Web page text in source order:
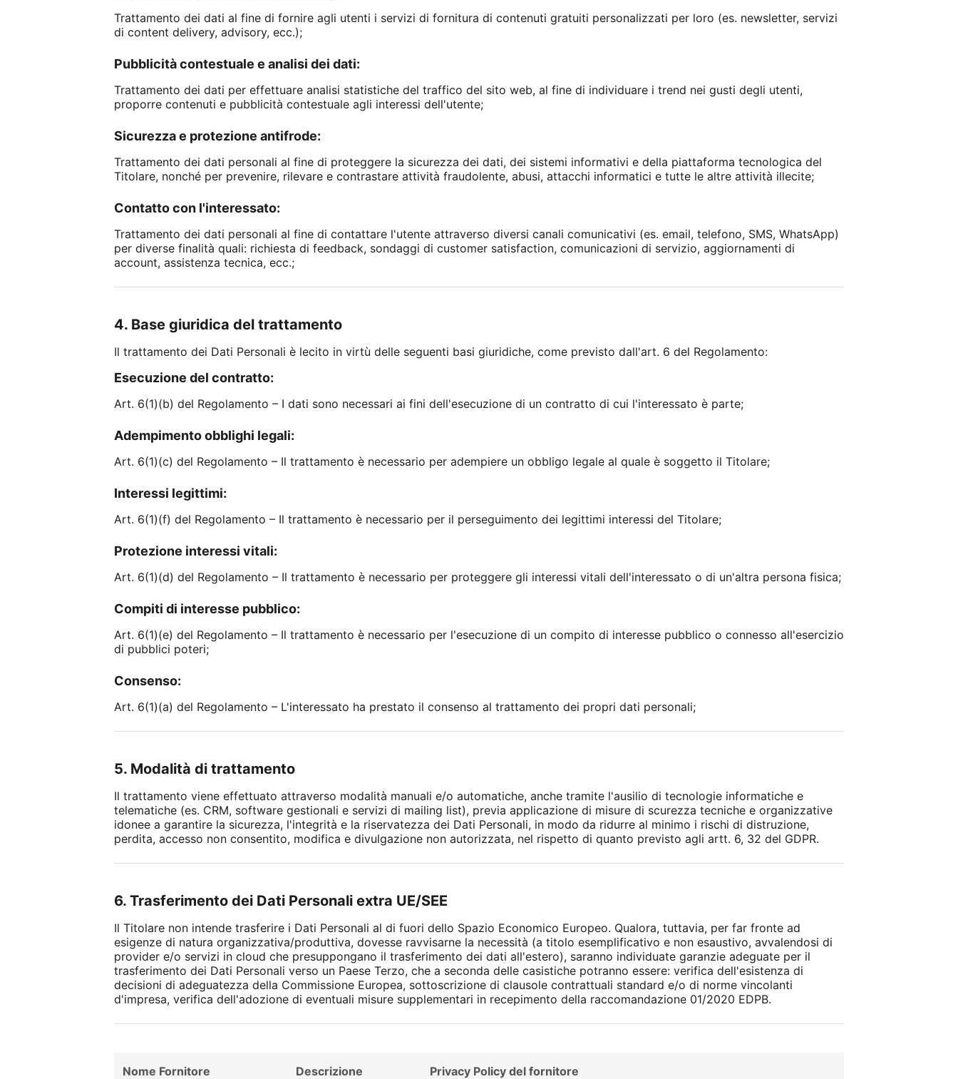
Trattamento dei dati al fine di fornire agli utenti i servizi di fornitura di contenuti gratuiti personalizzati per loro (es. newsletter, servizi
di content delivery, advisory, ecc.);
Pubblicità contestuale e analisi dei dati:
Trattamento dei dati per effettuare analisi statistiche del traffico del sito web, al fine di individuare i trend nei gusti degli utenti,
proporre contenuti e pubblicità contestuale agli interessi dell'utente;
Sicurezza e protezione antifrode:
Trattamento dei dati personali al fine di proteggere la sicurezza dei dati, dei sistemi informativi e della piattaforma tecnologica del
Titolare, nonché per prevenire, rilevare e contrastare attività fraudolente, abusi, attacchi informatici e tutte le altre attività illecite;
Contatto con l'interessato:
Trattamento dei dati personali al fine di contattare l'utente attraverso diversi canali comunicativi (es. email, telefono, SMS, WhatsApp)
per diverse finalità quali: richiesta di feedback, sondaggi di customer satisfaction, comunicazioni di servizio, aggiornamenti di
account, assistenza tecnica, ecc.;
4. Base giuridica del trattamento
Il trattamento dei Dati Personali è lecito in virtù delle seguenti basi giuridiche, come previsto dall'art. 6 del Regolamento:
Esecuzione del contratto:
Art. 6(1)(b) del Regolamento – I dati sono necessari ai fini dell'esecuzione di un contratto di cui l'interessato è parte;
Adempimento obblighi legali:
Art. 6(1)(c) del Regolamento – Il trattamento è necessario per adempiere un obbligo legale al quale è soggetto il Titolare;
Interessi legittimi:
Art. 6(1)(f) del Regolamento – Il trattamento è necessario per il perseguimento dei legittimi interessi del Titolare;
Protezione interessi vitali:
Art. 6(1)(d) del Regolamento – Il trattamento è necessario per proteggere gli interessi vitali dell'interessato o di un'altra persona fisica;
Compiti di interesse pubblico:
Art. 6(1)(e) del Regolamento – Il trattamento è necessario per l'esecuzione di un compito di interesse pubblico o connesso all'esercizio
di pubblici poteri;
Consenso:
Art. 6(1)(a) del Regolamento – L'interessato ha prestato il consenso al trattamento dei propri dati personali;
5. Modalità di trattamento
Il trattamento viene effettuato attraverso modalità manuali e/o automatiche, anche tramite l'ausilio di tecnologie informatiche e
telematiche (es. CRM, software gestionali e servizi di mailing list), previa applicazione di misure di scurezza tecniche e organizzative
idonee a garantire la sicurezza, l'integrità e la riservatezza dei Dati Personali, in modo da ridurre al minimo i rischi di distruzione,
perdita, accesso non consentito, modifica e divulgazione non autorizzata, nel rispetto di quanto previsto agli artt. 6, 32 del GDPR.
6. Trasferimento dei Dati Personali extra UE/SEE
Il Titolare non intende trasferire i Dati Personali al di fuori dello Spazio Economico Europeo. Qualora, tuttavia, per far fronte ad
esigenze di natura organizzativa/produttiva, dovesse ravvisarne la necessità (a titolo esemplificativo e non esaustivo, avvalendosi di
provider e/o servizi in cloud che presuppongano il trasferimento dei dati all'estero), saranno individuate garanzie adeguate per il
trasferimento dei Dati Personali verso un Paese Terzo, che a seconda delle casistiche potranno essere: verifica dell'esistenza di
decisioni di adeguatezza della Commissione Europea, sottoscrizione di clausole contrattuali standard e/o di norme vincolanti
d'impresa, verifica dell'adozione di eventuali misure supplementari in recepimento della raccomandazione 01/2020 EDPB.
Nome Fornitore Descrizione Privacy Policy del fornitore